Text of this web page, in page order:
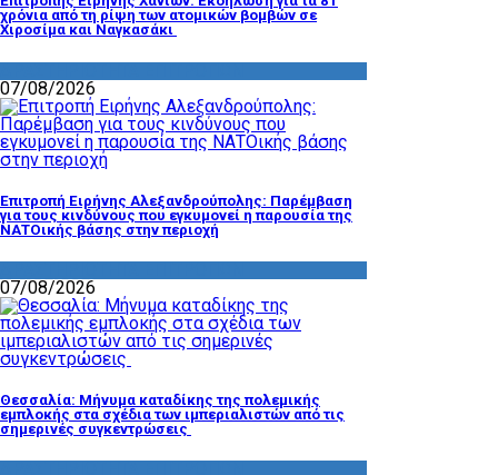
χρόνια από τη ρίψη των ατομικών βομβών σε
Χιροσίμα και Ναγκασάκι
07/08/2026
Επιτροπή Ειρήνης Αλεξανδρούπολης: Παρέμβαση
για τους κινδύνους που εγκυμονεί η παρουσία της
ΝΑΤΟικής βάσης στην περιοχή
07/08/2026
Θεσσαλία: Μήνυμα καταδίκης της πολεμικής
εμπλοκής στα σχέδια των ιμπεριαλιστών από τις
σημερινές συγκεντρώσεις